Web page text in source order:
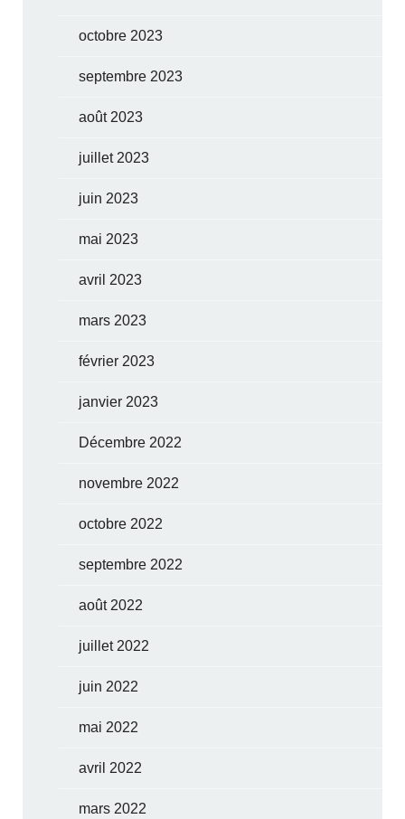
octobre 2023
septembre 2023
août 2023
juillet 2023
juin 2023
mai 2023
avril 2023
mars 2023
février 2023
janvier 2023
Décembre 2022
novembre 2022
octobre 2022
septembre 2022
août 2022
juillet 2022
juin 2022
mai 2022
avril 2022
mars 2022